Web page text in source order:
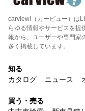
carview!（カービュー）は
らゆる情報やサービスを提
報から、ユーザーや専門家
多く掲載しています。
知る
カタログ
ニュース
買う・売る